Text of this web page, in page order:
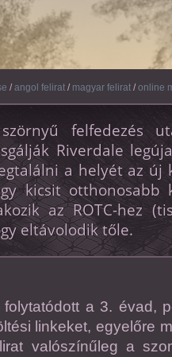
/angol felirat / magyar felirat /online
felfedezés
Riverdale
a helyét az új
kicsit otthonosabb
az ROTC-hez
eltávolodik tőle.
a 3. évad,
linkeket, egyelőre
valószínűleg a